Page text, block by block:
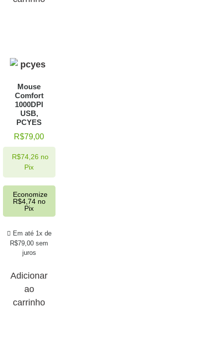
Mouse
Comfort
1000DPI
USB,
PCYES
R$79,00
Em até 1x de
R$79,00 sem
juros
R$74,26 no
Pix
Economize
R$4,74no
Pix
Adicionar
ao
carrinho